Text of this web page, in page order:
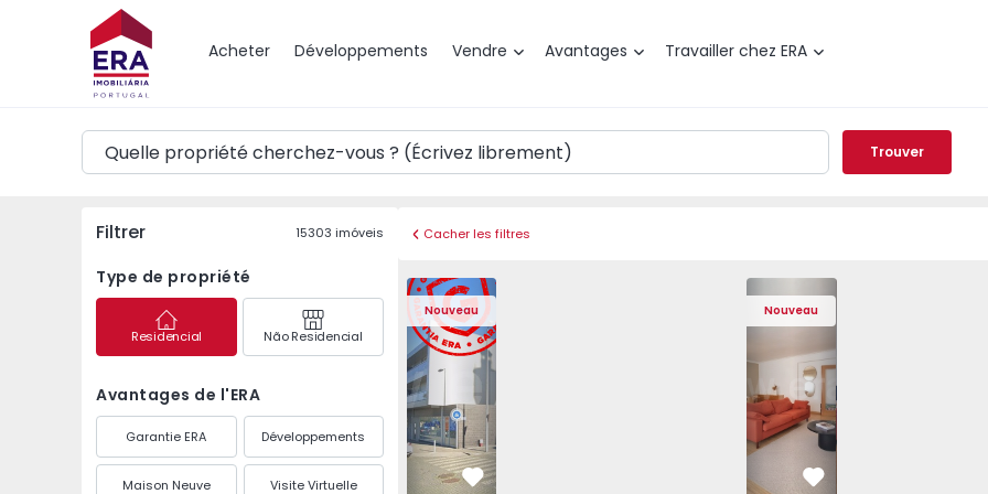
Acheter Développements Vendre Avantages Travailler chez ERA
Carte
Trouver
Filtrer 15303 imóveis
Type de propriété
Residencial Não Residencial
Avantages de l'ERA
Garantie ERA Développements
Maison Neuve Visite Virtuelle
Cacher les filtres
Nouveau
Appartement T3 Póvoa de Varzim, Póvoa de Varzim, Beiriz e Argivai -
Préféré
Nouveau
Appartement T4 Cascais, São
Appartement T4 Cascais,
Appartement T4
Préféré